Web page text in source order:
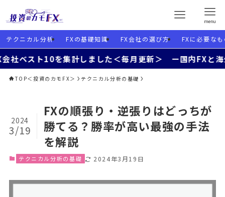
menu
テクニカル分析 FXの基礎知識 FX会社の選び方 FXに必要な
10を集計しました＜毎月更新＞ ー国内FXと海外FXを使
TOP＜投資のカモFX＞ テクニカル分析の基礎
FXの順張り・逆張りはどっちが
勝てる？勝率が高い最強の手法
を解説
2024
3/19
テクニカル分析の基礎 2024年3月19日